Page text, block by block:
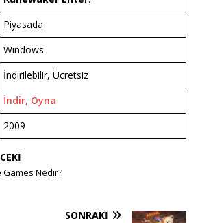
Piyasada
Windows
İndirilebilir, Ücretsiz
İndir, Oyna
2009
Games Nedir?
SONRAKI